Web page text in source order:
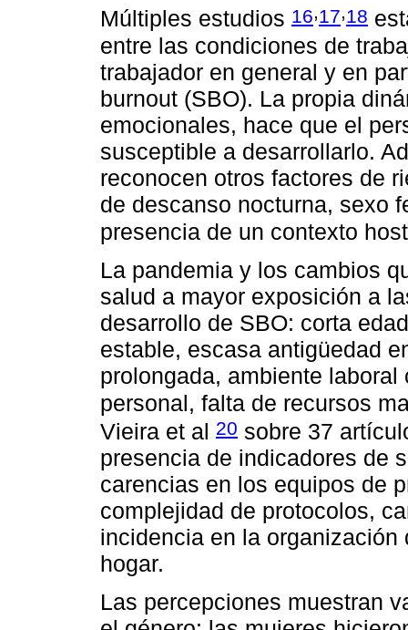
Múltiples estudios 16,17,18
entre las condiciones de
trabajador en general y en
burnout (SBO). La propia
emocionales, hace que el
susceptible a desarrollarlo.
reconocen otros factores de
de descanso nocturna, sexo
presencia de un contexto
La pandemia y los cambios
salud a mayor exposición a
desarrollo de SBO: corta
estable, escasa antigüedad
prolongada, ambiente
personal, falta de recursos
Vieira et al 20 sobre 37
presencia de indicadores de
carencias en los equipos de
complejidad de protocolos,
incidencia en la
hogar.
Las percepciones muestran